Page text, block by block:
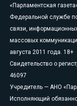
«Парламентская
Федеральной службе
связи,
массовых
августа 2011 года. 18+
Свидетельство о
46097
Учредитель — АНО
Исполняющий